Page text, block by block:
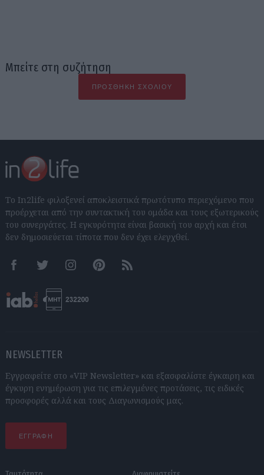
Μπείτε στη συζήτηση
ΠΡΟΣΘΉΚΗ ΣΧΟΛΊΟΥ
Το In2life φιλοξενεί αποκλειστικά πρωτότυπο περιεχόμενο που
προέρχεται από την συντακτική του ομάδα και τους εξωτερικούς
του συνεργάτες. Η εγκυρότητα είναι βασική του αρχή και έτσι
δεν δημοσιεύεται τίποτα που δεν έχει ελεγχθεί.
FacebookTwitter InstagramPinterestRSS feeds
NEWSLETTER
Εγγραφείτε στο «VIP Newsletter» και εξασφαλίστε έγκαιρη και
έγκυρη ενημέρωση για τις επιλεγμένες προτάσεις, τις ειδικές
προσφορές αλλά και τους Διαγωνισμούς μας.
ΕΓΓΡΑΦΗ